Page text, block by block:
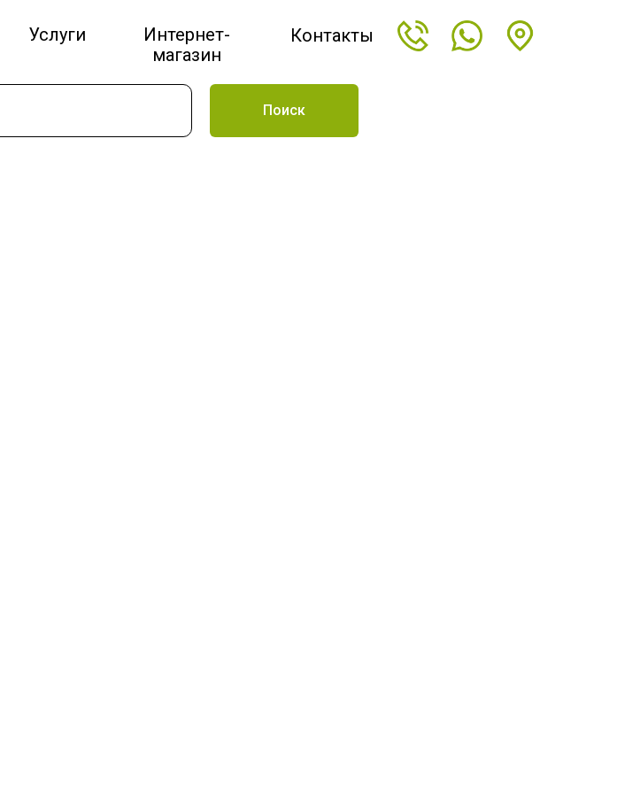
Услуги
Интернет-
магазин
Контакты
Поиск